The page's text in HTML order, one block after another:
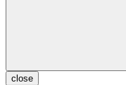
close